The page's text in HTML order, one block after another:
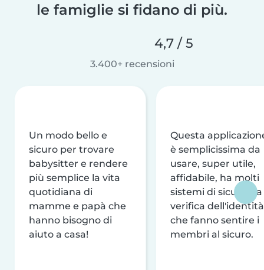
le famiglie si fidano di più.
4,7 / 5
3.400+ recensioni
Un modo bello e
sicuro per trovare
babysitter e rendere
più semplice la vita
quotidiana di
mamme e papà che
hanno bisogno di
aiuto a casa!
Questa
è semplicissima da
usare, super utile,
affidabile, ha molti
sistemi di sicurezza
verifica dell'identità
che fanno sentire i
membri al sicuro.